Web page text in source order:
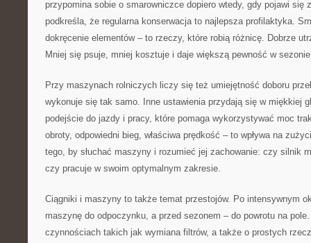
przypomina sobie o smarowniczce dopiero wtedy, gdy pojawi się
podkreśla, że regularna konserwacja to najlepsza profilaktyka.
dokręcenie elementów – to rzeczy, które robią różnicę. Dobrze
Mniej się psuje, mniej kosztuje i daje większą pewność w
Przy maszynach rolniczych liczy się też umiejętność doboru
wykonuje się tak samo. Inne ustawienia przydają się w miękkiej
podejście do jazdy i pracy, które pomaga wykorzystywać moc
obroty, odpowiedni bieg, właściwa prędkość – to wpływa na
tego, by słuchać maszyny i rozumieć jej zachowanie: czy silnik
czy pracuje w swoim optymalnym zakresie.
Ciągniki i maszyny to także temat przestojów. Po intensywnym
maszynę do odpoczynku, a przed sezonem – do powrotu na
czynnościach takich jak wymiana filtrów, a także o prostych